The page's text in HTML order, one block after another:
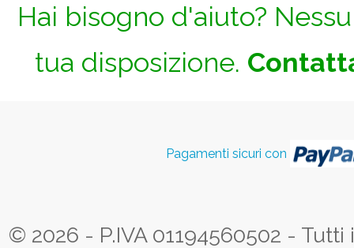
Hai bisogno d'aiuto?
tua disposizione.
Pagamenti sicuri con
© 2026 - P.IVA 01194560502 -